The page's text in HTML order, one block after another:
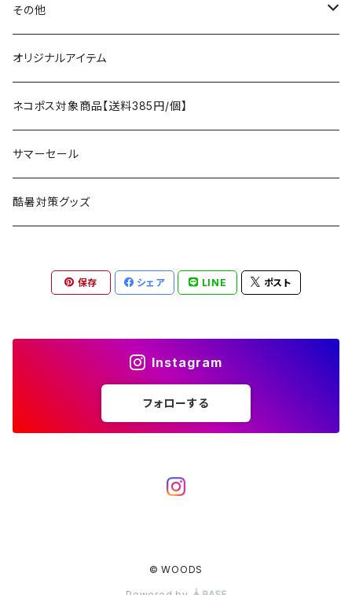
asobito
AS2OV
AXESQUIN
Ballistics
BEDROCK SANDALS
BROOKLYN WORKS
ポーチ／サコッシュ
ストレージ
パッキングアクセサリー
スリーピングギア
クッキングギア
カトラリー
ヘッドライト／ランタン
アクセサリー
テント、シェルター
タープ
スリーピングギア
寝袋
マット
アクセサリー
テーブル、チェア
テーブル
チェア
ランタン、ライト
燃料ランタン
LEDライト
焚火台／薪ストーブ
焚火台
七輪、グリル
暖房器具
ガスストーブ
湯たんぽ
斧、鉈
クッキングギア
バーナー／ストーブ
カトラリー
コンテナ、ギアケース
トップス
ボトムス
アンダーウェア
ハンドウェア
ヘッドギア
フットウェア
アクセサリー
その他
遊び
フィッシング
ラジコン
ケア用品
雑貨
アウトレット
オリジナルアイテム
ネコポス対象商品【送料385円/個】
サマーセール
酷暑対策グッズ
保存 シェア LINE ポスト
Instagram
フォローする
© WOODS